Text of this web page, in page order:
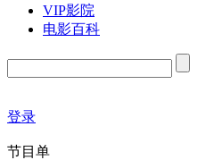
VIP影院
电影百科
登录
节目单